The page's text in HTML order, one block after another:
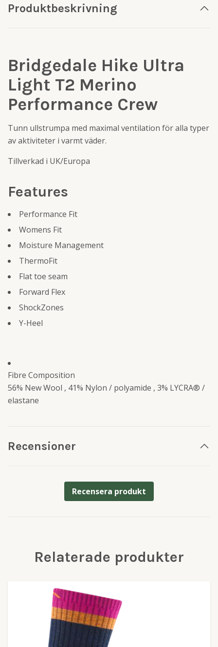
Produktbeskrivning
Bridgedale Hike Ultra
Light T2 Merino
Performance Crew
Tunn ullstrumpa med maximal ventilation för alla typer
av aktiviteter i varmt väder.
Tillverkad i UK/Europa
Features
Performance Fit
Womens Fit
Moisture Management
ThermoFit
Flat toe seam
Forward Flex
ShockZones
Y-Heel
Fibre Composition
56% New Wool , 41% Nylon / polyamide , 3% LYCRA® /
elastane
Recensioner
Recensera produkt
Relaterade produkter